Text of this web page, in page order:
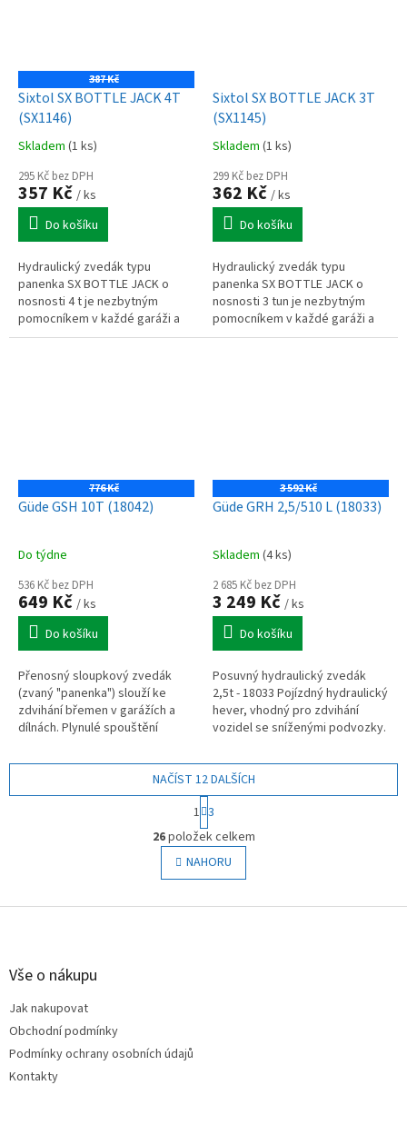
387 Kč
Sixtol SX BOTTLE JACK 4T
(SX1146)
Skladem (1 ks)
295 Kč bez DPH
357 Kč / ks
Do košíku
Hydraulický zvedák typu
panenka SX BOTTLE JACK o
nosnosti 4 t je nezbytným
pomocníkem v každé garáži a
dílně při výměně pneumatik
Sixtol SX BOTTLE JACK 3T
(SX1145)
Skladem (1 ks)
299 Kč bez DPH
362 Kč / ks
Do košíku
Hydraulický zvedák typu
panenka SX BOTTLE JACK o
nosnosti 3 tun je nezbytným
pomocníkem v každé garáži a
dílně při výměně pneumatik
776 Kč
Güde GSH 10T (18042)
Do týdne
536 Kč bez DPH
649 Kč / ks
Do košíku
Přenosný sloupkový zvedák
(zvaný "panenka") slouží ke
zdvihání břemen v garážích a
dílnách. Plynulé spouštění
výpustného ventilu.
3 592 Kč
Güde GRH 2,5/510 L (18033)
Skladem (4 ks)
2 685 Kč bez DPH
3 249 Kč / ks
Do košíku
Posuvný hydraulický zvedák
2,5t - 18033 Pojízdný hydraulický
hever, vhodný pro zdvihání
vozidel se sníženými podvozky.
O
v
l
á
NAČÍST 12 DALŠÍCH
S
t
r
á
n
k
v
1 3
26položek celkem
NAHORU
Z
Vše o nákupu
Jak nakupovat
Obchodní podmínky
Podmínky ochrany osobních údajů
Kontakty